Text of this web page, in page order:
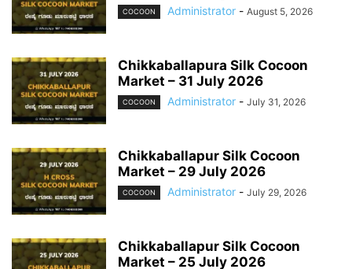
COCOON Administrator - August 5, 2026
Chikkaballapura Silk Cocoon
Market – 31 July 2026
COCOON Administrator - July 31, 2026
Chikkaballapur Silk Cocoon
Market – 29 July 2026
COCOON Administrator - July 29, 2026
Chikkaballapur Silk Cocoon
Market – 25 July 2026